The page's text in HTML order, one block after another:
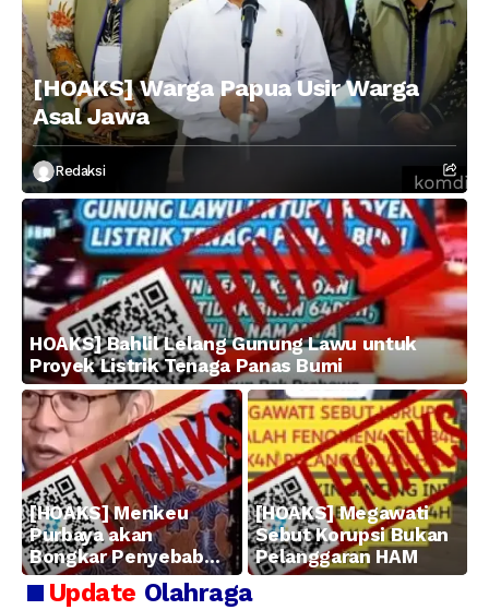
[HOAKS] Warga Papua Usir Warga
Asal Jawa
Redaksi
HOAKS] Bahlil Lelang Gunung Lawu untuk
Proyek Listrik Tenaga Panas Bumi
[HOAKS] Menkeu
Purbaya akan
Bongkar Penyebab
Kerugian BUMN
[HOAKS] Megawati
Sebut Korupsi Bukan
Pelanggaran HAM
Update Olahraga